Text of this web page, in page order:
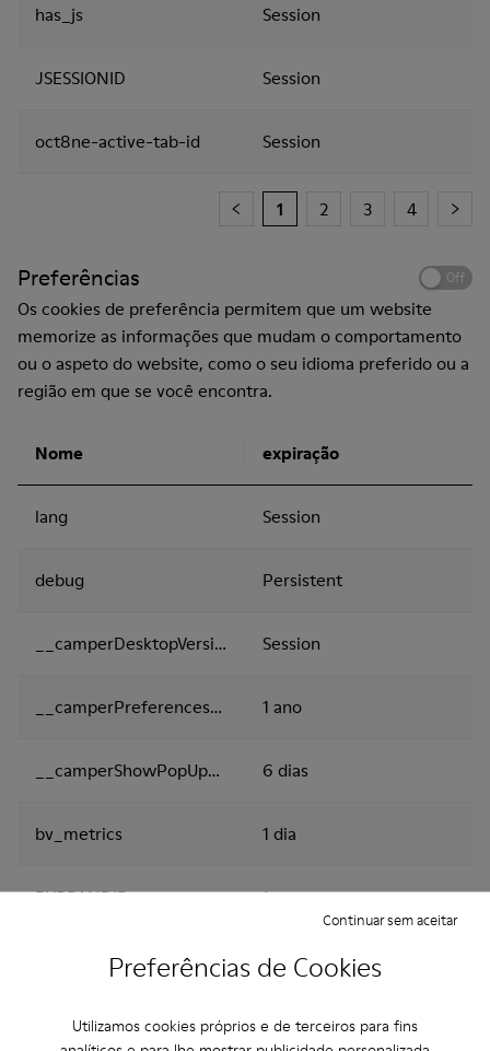
Preferências de Cookies
Utilizamos cookies próprios e de terceiros para fins
Continuar sem aceitar
has_js Session
JSESSIONID Session
oct8ne-active-tab-id Session
1 2 3 4
Preferências Off
Os cookies de preferência permitem que um website
memorize as informações que mudam o comportamento
ou o aspeto do website, como o seu idioma preferido ou a
região em que se você encontra.
Nome expiração
lang Session
debug Persistent
__camperDesktopVersion Session
__camperPreferencesCookies 1 ano
__camperShowPopUpNews 6 dias
bv_metrics 1 dia
BVBRANDID 1 ano
BVBRANDSID 1 dia
i18next Session